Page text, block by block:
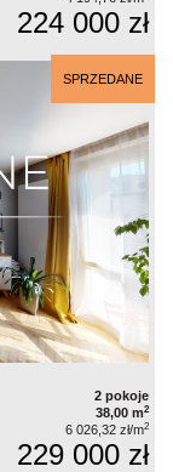
224 000 zł
SPRZEDANE
2 pokoje
38,00 m2
6 026,32 zł/m2
229 000 zł